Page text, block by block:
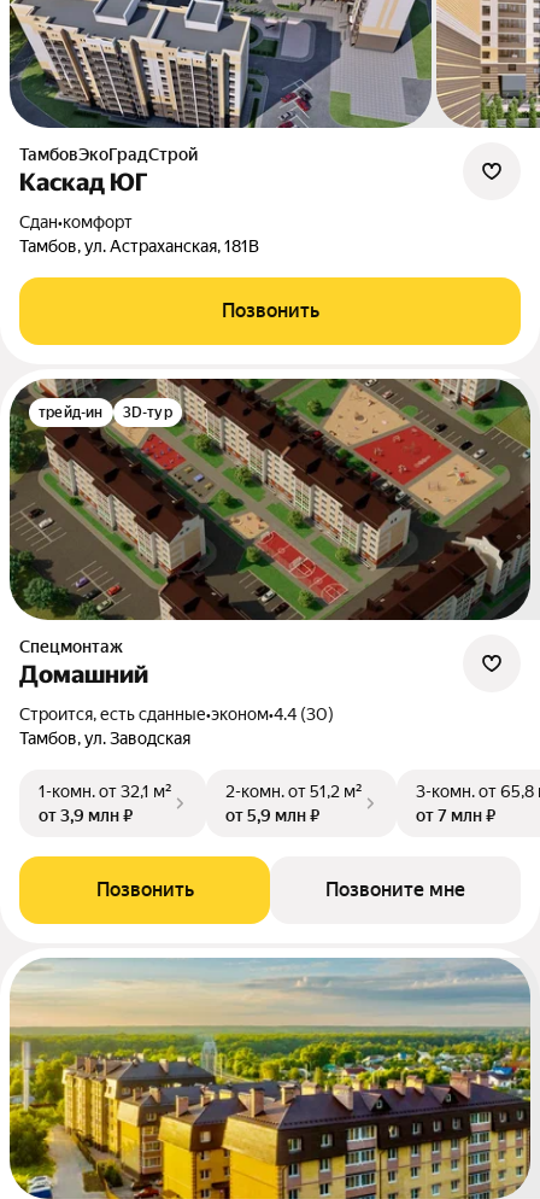
ТамбовЭкоГрадСтрой
Каскад ЮГ
Сдан•комфорт
Тамбов, ул. Астраханская, 181В
Позвонить
трейд-ин 3D-тур
Спецмонтаж
Домашний
Строится, есть сданные•эконом•4.4 (30)
Тамбов, ул. Заводская
1-комн.от 32,1 м²
от 3,9 млн ₽
2-комн.от 51,2 м²
от 5,9 млн ₽
3-комн.от 65,8
от 7 млн ₽
Позвонить Позвоните мне